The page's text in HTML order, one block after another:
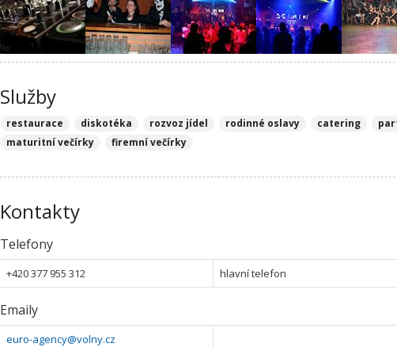
Služby
restaurace diskotéka rozvoz jídel rodinné oslavy catering
maturitní večírky
firemní večírky
Kontakty
Telefony
+420 377 955 312 hlavní telefon
Emaily
euro-agency@volny.cz